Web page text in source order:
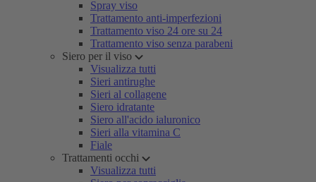
Spray viso
Trattamento anti-imperfezioni
Trattamento viso 24 ore su 24
Trattamento viso senza parabeni
Siero per il viso
Visualizza tutti
Sieri antirughe
Sieri al collagene
Siero idratante
Siero all'acido ialuronico
Sieri alla vitamina C
Fiale
Trattamenti occhi
Visualizza tutti